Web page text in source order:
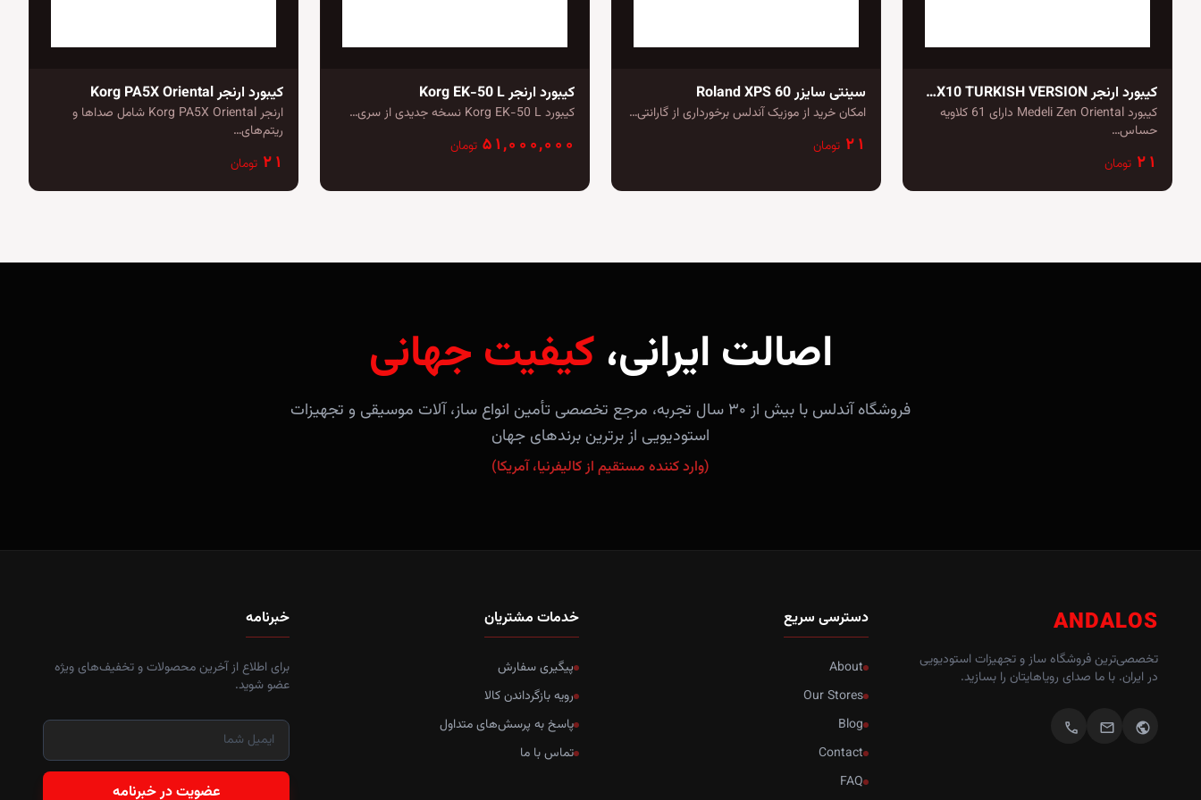
کیبورد ارنجر Medeli DANTE ZEN - AKX10 TURKISH VERSION
کیبورد Medeli Zen Oriental دارای 61 کلاویه
حساس…
۲۱ تومان
سینتی سایزر Roland XPS 60
امکان خرید از موزیک آندلس برخورداری از گارانتی…
۲۱ تومان
کیبورد ارنجر Korg EK-50 L
کیبورد Korg EK-50 L نسخه جدیدی از سری…
۵۱,۰۰۰,۰۰۰ تومان
کیبورد ارنجر Korg PA5X Oriental
ارنجر Korg PA5X Oriental شامل صداها و
ریتم‌های…
۲۱ تومان
اصالت ایرانی، کیفیت جهانی
فروشگاه آندلس با بیش از ۳۰ سال تجربه، مرجع تخصصی تأمین انواع ساز، آلات موسیقی و تجهیزات
استودیویی از برترین برندهای جهان
(وارد کننده مستقیم از کالیفرنیا، آمریکا)
ANDALOS
تخصصی‌ترین فروشگاه ساز و تجهیزات استودیویی
در ایران. با ما صدای رویاهایتان را بسازید.
public
mail
call
دسترسی سریع
About
Our Stores
Blog
Contact
FAQ
خدمات مشتریان
پیگیری سفارش
رویه بازگرداندن کالا
پاسخ به پرسش‌های متداول
تماس با ما
خبرنامه
برای اطلاع از آخرین محصولات و تخفیف‌های ویژه
عضو شوید.
عضویت در خبرنامه